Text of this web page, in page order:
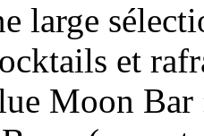
large
et
Moon